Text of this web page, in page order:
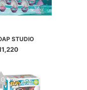
STUDIO